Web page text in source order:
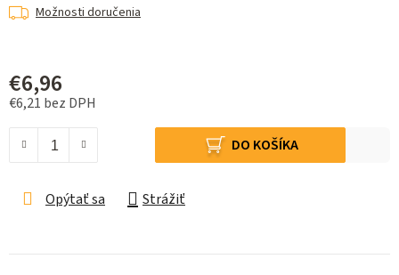
Možnosti doručenia
€6,96
€6,21 bez DPH
DO KOŠÍKA
Opýtať sa Strážiť